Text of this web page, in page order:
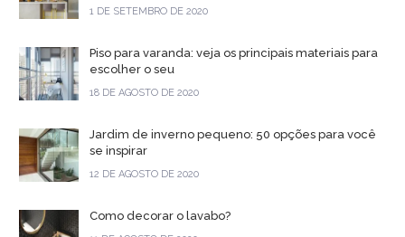
1 DE SETEMBRO DE 2020
Piso para varanda: veja os principais materiais para
escolher o seu
18 DE AGOSTO DE 2020
Jardim de inverno pequeno: 50 opções para você
se inspirar
12 DE AGOSTO DE 2020
Como decorar o lavabo?